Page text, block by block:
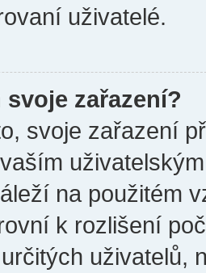
uživatelé.
zařazení?
svoje zařazení
na použitém
k rozlišení
uživatelů,